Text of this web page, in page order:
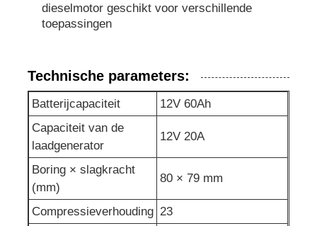
De Reeks van de luifelgenerator
Onderhoud van de generator
Lasgeneratorset
generatordieselmotor
dieselmotor geschikt voor verschillende
toepassingen
Technische parameters:
Batterijcapaciteit
12V 60Ah
Capaciteit van de
laadgenerator
12V 20A
Boring × slagkracht
(mm)
80 × 79 mm
Compressieverhouding 23